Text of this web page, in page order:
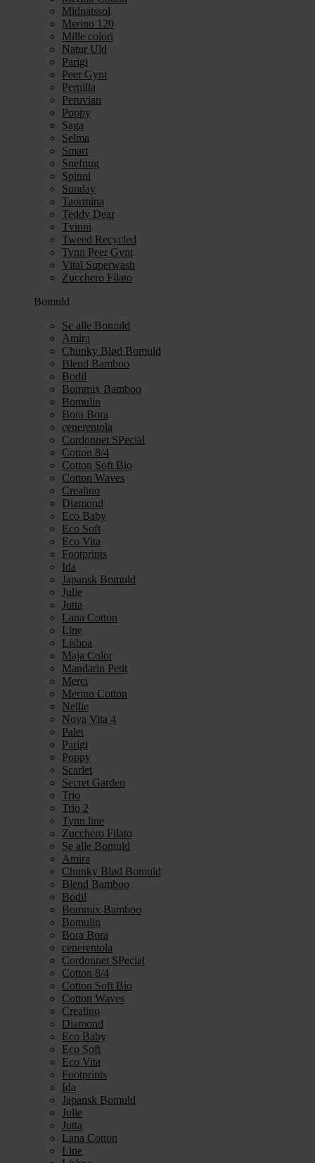
Midnatssol
Merino 120
Mille colori
Natur Uld
Parigi
Peer Gynt
Pernilla
Peruvian
Poppy
Saga
Selma
Smart
Snefnug
Spinni
Sunday
Taormina
Teddy Dear
Tvinni
Tweed Recycled
Tynn Peer Gynt
Vital Superwash
Zucchero Filato
Bomuld
Se alle Bomuld
Amira
Chunky Blød Bomuld
Blend Bamboo
Bodil
Bommix Bamboo
Bomulin
Bora Bora
cenerentola
Cordonnet SPecial
Cotton 8/4
Cotton Soft Bio
Cotton Waves
Crealino
Diamond
Eco Baby
Eco Soft
Eco Vita
Footprints
Ida
Japansk Bomuld
Julie
Jutta
Lana Cotton
Line
Lisboa
Maja Color
Mandarin Petit
Merci
Merino Cotton
Nellie
Nova Vita 4
Palet
Parigi
Poppy
Scarlet
Secret Garden
Trio
Trio 2
Tynn line
Zucchero Filato
Se alle Bomuld
Amira
Chunky Blød Bomuld
Blend Bamboo
Bodil
Bommix Bamboo
Bomulin
Bora Bora
cenerentola
Cordonnet SPecial
Cotton 8/4
Cotton Soft Bio
Cotton Waves
Crealino
Diamond
Eco Baby
Eco Soft
Eco Vita
Footprints
Ida
Japansk Bomuld
Julie
Jutta
Lana Cotton
Line